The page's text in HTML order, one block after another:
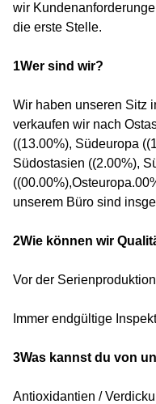
wir
die erste Stelle.
1Wer sind wir?
Wir haben unseren Sitz
verkaufen wir nach
((13.00%), Südeuropa
Südostasien ((2.00%),
unserem Büro sind
2Wie können wir
Vor der
Immer endgültige
3Was kannst du von
Antioxidantien /